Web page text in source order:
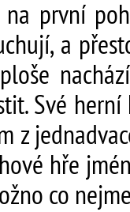
první
a
Své
z
hře
co